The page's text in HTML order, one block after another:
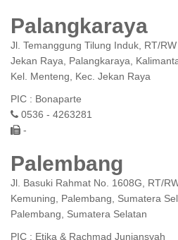
Palangkaraya
Jl. Temanggung Tilung Induk, RT/
Jekan Raya, Palangkaraya,
Kel. Menteng, Kec. Jekan Raya
PIC : Bonaparte
0536 - 4263281
-
Palembang
Jl. Basuki Rahmat No. 1608G, RT/
Kemuning, Palembang, Sumatera
Palembang, Sumatera Selatan
PIC : Etika & Rachmad Juniansyah